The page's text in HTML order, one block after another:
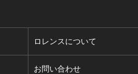
ロレンスについて
お問い合わせ